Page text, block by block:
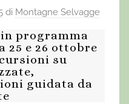
di Montagne Selvagge
programma
25 e 26 ottobre
su
guidata da